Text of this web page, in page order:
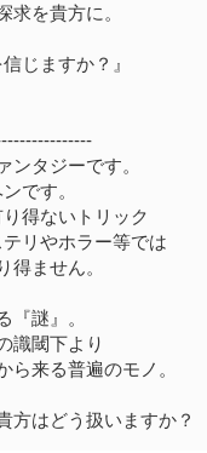
求を貴方に。
じますか？』
ンタジーです。
です。
得ないトリック
リやホラー等では
得ません。
『謎』。
識閾下より
ら来る普遍のモノ。
方はどう扱いますか？